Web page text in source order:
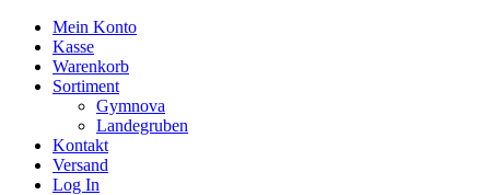
Mein Konto
Kasse
Warenkorb
Sortiment
Gymnova
Landegruben
Kontakt
Versand
Log In